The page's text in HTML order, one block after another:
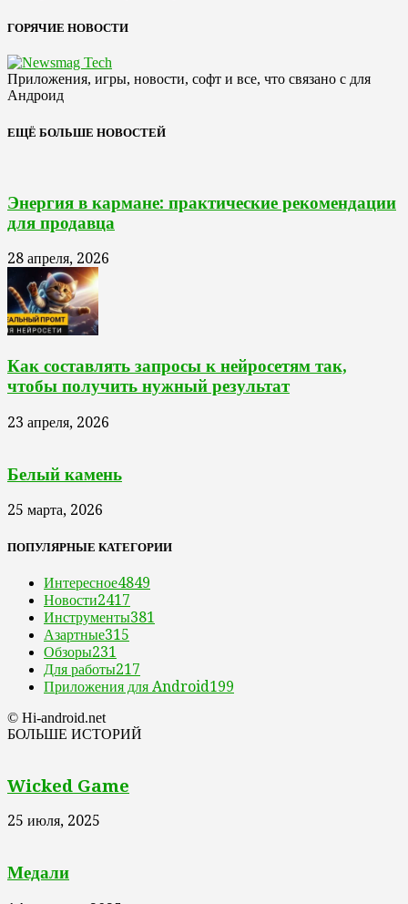
ГОРЯЧИЕ НОВОСТИ
Приложения, игры, новости, софт и все, что связано с для
Андроид
ЕЩЁ БОЛЬШЕ НОВОСТЕЙ
Энергия в кармане: практические рекомендации
для продавца
28 апреля, 2026
Как составлять запросы к нейросетям так,
чтобы получить нужный результат
23 апреля, 2026
Белый камень
25 марта, 2026
ПОПУЛЯРНЫЕ КАТЕГОРИИ
Интересное4849
Новости2417
Инструменты381
Азартные315
Обзоры231
Для работы217
Приложения для Android199
© Hi-android.net
БОЛЬШЕ ИСТОРИЙ
Wicked Game
25 июля, 2025
Медали